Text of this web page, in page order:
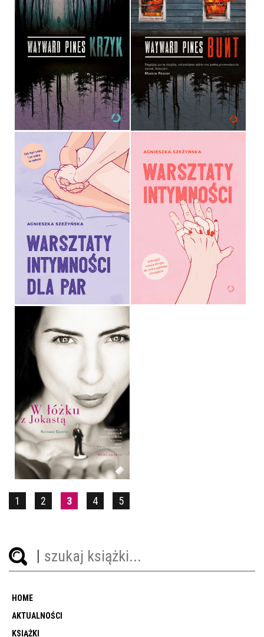
WAYWARD PINES. KRZYK
BLAKE CROUCH
OPRAWA MIĘKKA
34,90 ZŁ
WAYWARD PINES. BUNT
BLAKE CROUCH
OPRAWA MIĘKKA
34,90 ZŁ
WARSZTATY INTYMNOŚCI
DLA PAR
OPRAWA MIĘKKA
54,99 ZŁ
WARSZTATY INTYMNOŚCI
AGNIESZKA SZEŻYŃSKA
W ŁÓŻKU Z JOKASTĄ
RICHARD GLOVER
OPRAWA MIĘKKA
29,90 ZŁ
1 2 3 4 5
HOME
AKTUALNOŚCI
KSIĄŻKI